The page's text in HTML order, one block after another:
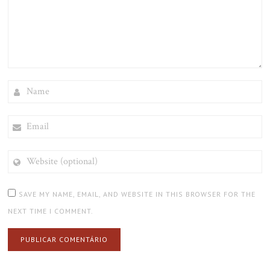
(OPTIONAL)
SAVE MY NAME, EMAIL, AND WEBSITE IN THIS BROWSER FOR THE
NEXT TIME I COMMENT.